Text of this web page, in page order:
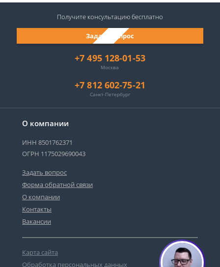
О компании
ИНН 8501762371
ОГРН 1175029690043
Задать вопрос
Форма обратной связи
О компании
Контакты
Вакансии
Карта сайта
Обработка персональных данных
+7 495 128-01-53
Москва
+7 812 602-75-21
Санкт-Петербург
Задать вопрос
Получите консультациюбесплатно